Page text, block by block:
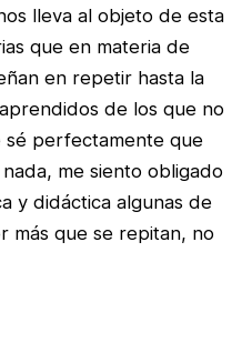
lleva al objeto de esta
que en materia de
en repetir hasta la
de los que no
perfectamente que
me siento obligado
y didáctica algunas de
más que se repitan, no